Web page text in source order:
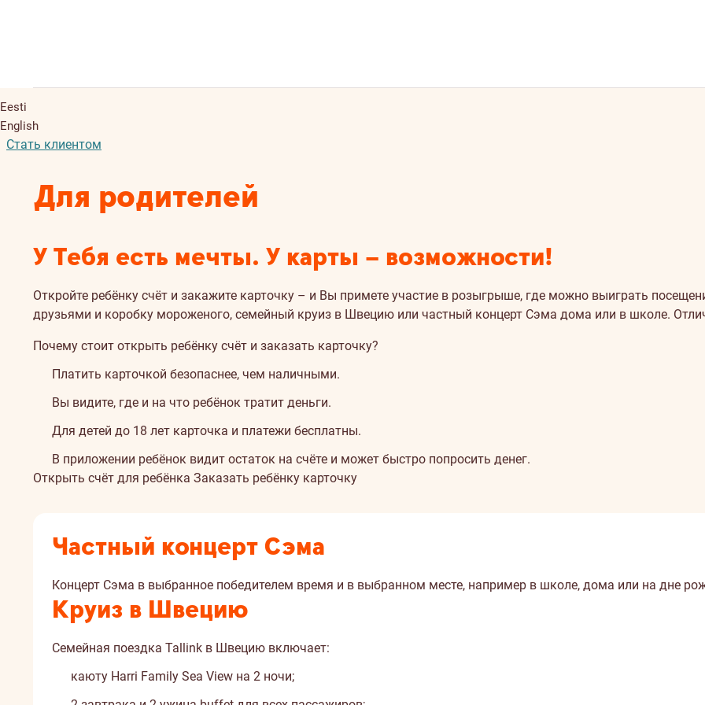
Eesti
English
Стать клиентом
Для родителей
У Тебя есть мечты. У карты – возможности!
Откройте ребёнку счёт и закажите карточку – и Вы примете участие в розыгрыше, где можно выиграть
друзьями и коробку мороженого, семейный круиз в Швецию или частный концерт Сэма дома или в школе.
Почему стоит открыть ребёнку счёт и заказать карточку?
Платить карточкой безопаснее, чем наличными.
Вы видите, где и на что ребёнок тратит деньги.
Для детей до 18 лет карточка и платежи бесплатны.
В приложении ребёнок видит остаток на счёте и может быстро попросить денег.
Открыть счёт для ребёнка Заказать ребёнку карточку
Частный концерт Сэма
Концерт Сэма в выбранное победителем время и в выбранном месте, например в школе, дома или на дне
Круиз в Швецию
Семейная поездка Tallink в Швецию включает:
каюту Harri Family Sea View на 2 ночи;